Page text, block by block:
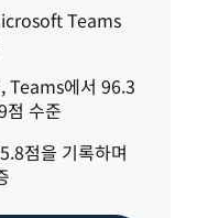
Teams
, Teams에서 96.3
점 수준
점을 기록하며